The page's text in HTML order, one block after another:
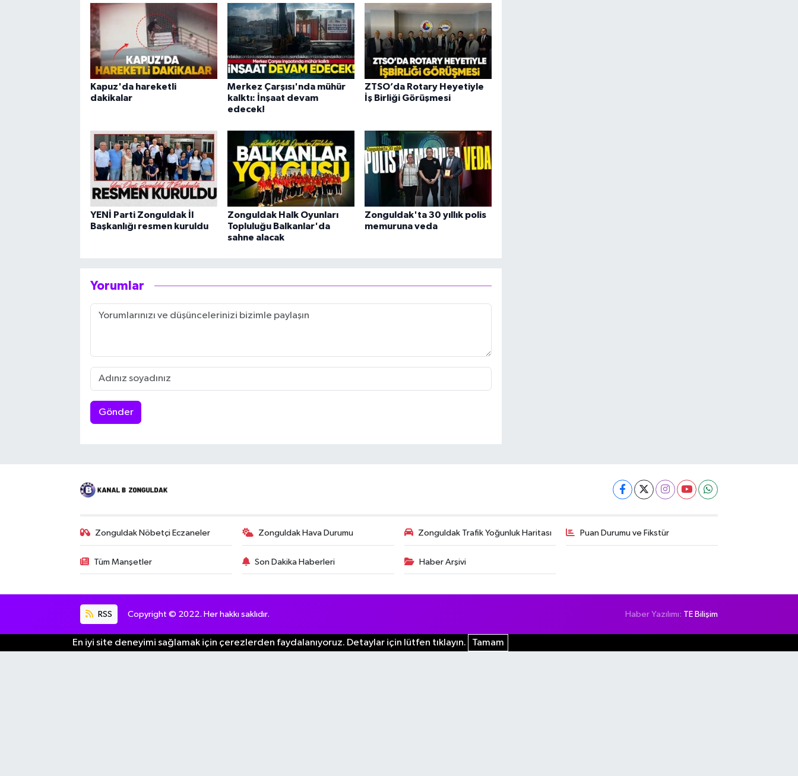
Kapuz'da hareketli
dakikalar
Merkez Çarşısı'nda mühür
kalktı: İnşaat devam
edecek!
ZTSO’da Rotary Heyetiyle
İş Birliği Görüşmesi
YENİ Parti Zonguldak İl
Başkanlığı resmen kuruldu
Zonguldak Halk Oyunları
Topluluğu Balkanlar'da
sahne alacak
Zonguldak'ta 30 yıllık polis
memuruna veda
Yorumlar
Gönder
Zonguldak Nöbetçi Eczaneler Zonguldak Hava Durumu Zonguldak Trafik Yoğunluk Haritası Puan Durumu ve Fikstür
Tüm Manşetler Son Dakika Haberleri Haber Arşivi
RSS Copyright © 2022. Her hakkı saklıdır. Haber Yazılımı: TE Bilişim
En iyi site deneyimi sağlamak için çerezlerden faydalanıyoruz. Detaylar için lütfen tıklayın. Tamam